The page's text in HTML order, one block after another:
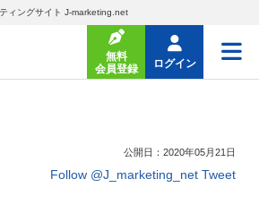
ィングサイト J-marketing.net
無料
会員登録
ログイン
公開日：2020年05月21日
Follow @J_marketing_net Tweet